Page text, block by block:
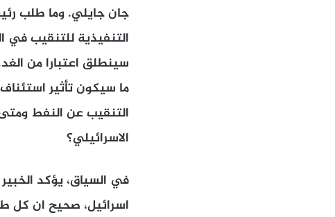
جان جايلي. وما طلب
التنفيذية للتنقيب في
سينطلق اعتبارا من
ما سيكون تأثير
التنقيب عن النفط ومتى
الاسرائيلي؟
في السياق، يؤكد
اسرائيل، صحيح ان كل